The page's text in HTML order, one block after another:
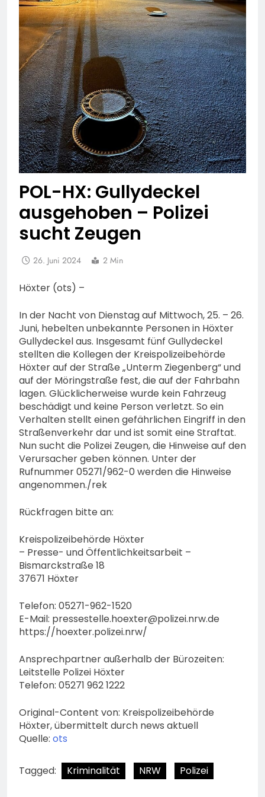
POL-HX: Gullydeckel
ausgehoben – Polizei
sucht Zeugen
26. Juni 2024 2 Min
Höxter (ots) –
In der Nacht von Dienstag auf Mittwoch, 25. – 26.
Juni, hebelten unbekannte Personen in Höxter
Gullydeckel aus. Insgesamt fünf Gullydeckel
stellten die Kollegen der Kreispolizeibehörde
Höxter auf der Straße „Unterm Ziegenberg“ und
auf der Möringstraße fest, die auf der Fahrbahn
lagen. Glücklicherweise wurde kein Fahrzeug
beschädigt und keine Person verletzt. So ein
Verhalten stellt einen gefährlichen Eingriff in den
Straßenverkehr dar und ist somit eine Straftat.
Nun sucht die Polizei Zeugen, die Hinweise auf den
Verursacher geben können. Unter der
Rufnummer 05271/962-0 werden die Hinweise
angenommen./rek
Rückfragen bitte an:
Kreispolizeibehörde Höxter
– Presse- und Öffentlichkeitsarbeit –
Bismarckstraße 18
37671 Höxter
Telefon: 05271-962-1520
E-Mail: pressestelle.hoexter@polizei.nrw.de
https://hoexter.polizei.nrw/
Ansprechpartner außerhalb der Bürozeiten:
Leitstelle Polizei Höxter
Telefon: 05271 962 1222
Original-Content von: Kreispolizeibehörde
Höxter, übermittelt durch news aktuell
Quelle: ots
Tagged: Kriminalität NRW Polizei